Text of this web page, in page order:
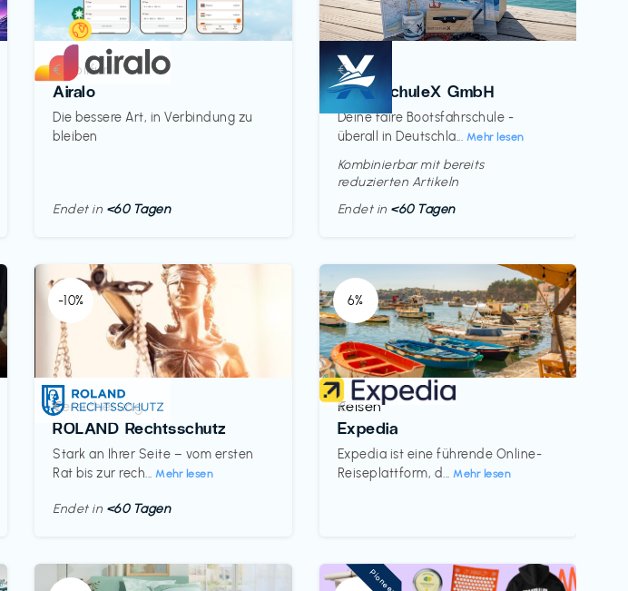
Mobilfunk
Airalo
Die bessere Art, in Verbindung zu
bleiben
€‎
Endet in <60 Tagen
Kurse
BootsschuleX GmbH
Deine faire Bootsfahrschule -
überall in Deutschla... Mehr lesen
€‎
Kombinierbar mit bereits
reduzierten Artikeln
Endet in <60 Tagen
-10%
Versicherung
ROLAND Rechtsschutz
Stark an Ihrer Seite – vom ersten
Rat bis zur rech...Mehr lesen
€‎
Endet in <60 Tagen
6%
Reisen
Expedia
Expedia ist eine führende Online-
Reiseplattform, d...Mehr lesen
€‎
Pioneer